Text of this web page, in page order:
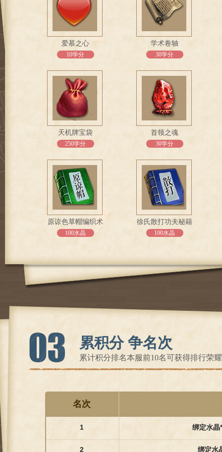
爱慕之心
10学分
学术卷轴
30学分
天机牌宝袋
250学分
首领之魂
30学分
原谅色草帽编织术
100水晶
徐氏散打功夫秘籍
100水晶
累积分 争名次
累计积分排名本服前10名可获得排行荣
名次
1 绑定水
2 绑定水